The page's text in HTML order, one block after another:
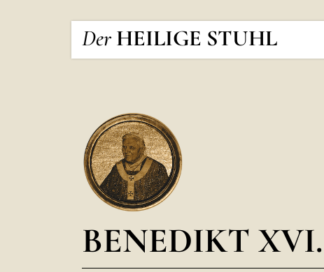
Der HEILIGE STUHL
BENEDIKT XVI.